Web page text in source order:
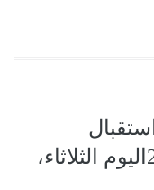
محصول القمح لموسم 2025اليوم الثلاثاء،